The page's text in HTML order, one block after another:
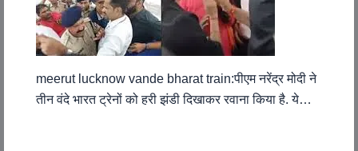
meerut lucknow vande bharat train:पीएम नरेंद्र मोदी ने
तीन वंदे भारत ट्रेनों को हरी झंडी दिखाकर रवाना किया है. ये…